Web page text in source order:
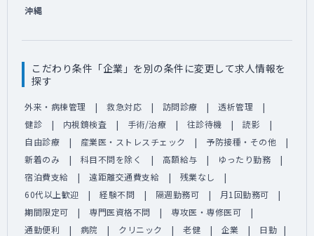
沖縄
こだわり条件「企業」を別の条件に変更して求人情報を
探す
外来・病棟管理 救急対応 訪問診療
透析管理
健診
内視鏡検査 手術/治療 往診待機
読影
自由診療
産業医・ストレスチェック
予防接種・その他
新着のみ
科目不問を除く 高額給与
ゆったり勤務
宿泊費支給
遠距離交通費支給
残業なし
60代以上歓迎
経験不問 隔週勤務可
月1回勤務可
期間限定可
専門医資格不問
専攻医・専修医可
通勤便利
病院 クリニック 老健 企業
日勤